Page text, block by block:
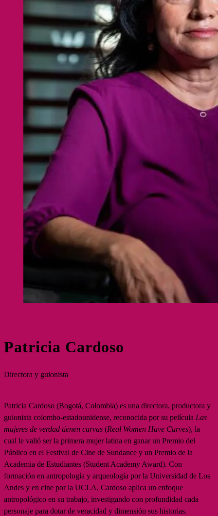
Patricia Cardoso
Directora y guionista
Patricia Cardoso (Bogotá, Colombia) es una directora, productora y
guionista colombo-estadounidense, reconocida por su película Las
mujeres de verdad tienen curvas (Real Women Have Curves), la
cual le valió ser la primera mujer latina en ganar un Premio del
Público en el Festival de Cine de Sundance y un Premio de la
Academia de Estudiantes (Student Academy Award). Con
formación en antropología y arqueología por la Universidad de Los
Andes y en cine por la UCLA, Cardoso aplica un enfoque
antropológico en su trabajo, investigando con profundidad cada
personaje para dotar de veracidad y dimensión sus historias.